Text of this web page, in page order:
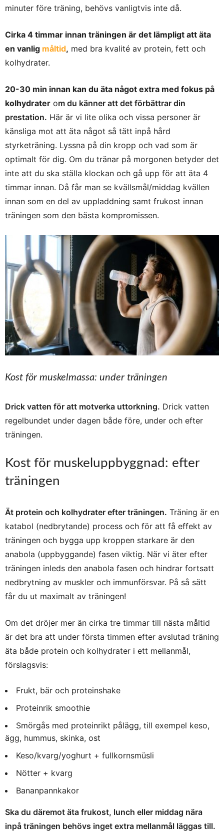
minuter före träning, behövs vanligtvis inte då.
Cirka 4 timmar innan träningen är det lämpligt att äta
en vanlig måltid, med bra kvalité av protein, fett och
kolhydrater.
20-30 min innan kan du äta något extra med fokus på
kolhydrater om du känner att det förbättrar din
prestation. Här är vi lite olika och vissa personer är
känsliga mot att äta något så tätt inpå hård
styrketräning. Lyssna på din kropp och vad som är
optimalt för dig. Om du tränar på morgonen betyder det
inte att du ska ställa klockan och gå upp för att äta 4
timmar innan. Då får man se kvällsmål/middag kvällen
innan som en del av uppladdning samt frukost innan
träningen som den bästa kompromissen.
Kost för muskelmassa: under träningen
Drick vatten för att motverka uttorkning. Drick vatten
regelbundet under dagen både före, under och efter
träningen.
Kost för muskeluppbyggnad: efter
träningen
Ät protein och kolhydrater efter träningen. Träning är en
katabol (nedbrytande) process och för att få effekt av
träningen och bygga upp kroppen starkare är den
anabola (uppbyggande) fasen viktig. När vi äter efter
träningen inleds den anabola fasen och hindrar fortsatt
nedbrytning av muskler och immunförsvar. På så sätt
får du ut maximalt av träningen!
Om det dröjer mer än cirka tre timmar till nästa måltid
är det bra att under första timmen efter avslutad träning
äta både protein och kolhydrater i ett mellanmål,
förslagsvis:
Frukt, bär och proteinshake
Proteinrik smoothie
Smörgås med proteinrikt pålägg, till exempel keso,
ägg, hummus, skinka, ost
Keso/kvarg/yoghurt + fullkornsmüsli
Nötter + kvarg
Bananpannkakor
Ska du däremot äta frukost, lunch eller middag nära
inpå träningen behövs inget extra mellanmål läggas till.